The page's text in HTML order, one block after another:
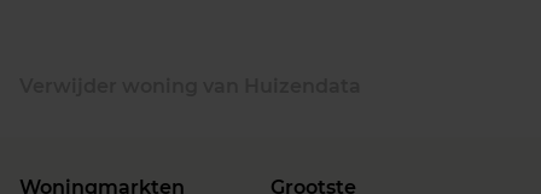
Woningmarkten
Grootste